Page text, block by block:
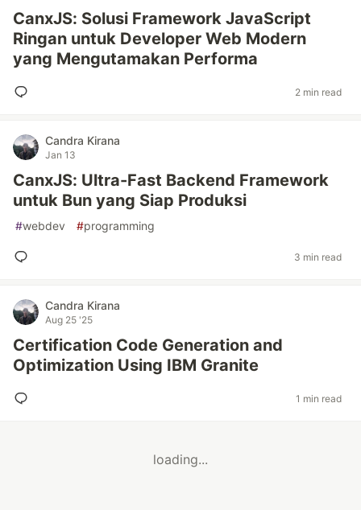
CanxJS: Solusi Framework JavaScript
Ringan untuk Developer Web Modern
yang Mengutamakan Performa
2 min read
Candra Kirana
Jan 13
CanxJS: Ultra-Fast Backend Framework
untuk Bun yang Siap Produksi
#webdev #programming
3 min read
Candra Kirana
Aug 25 '25
Certification Code Generation and
Optimization Using IBM Granite
1 min read
loading...